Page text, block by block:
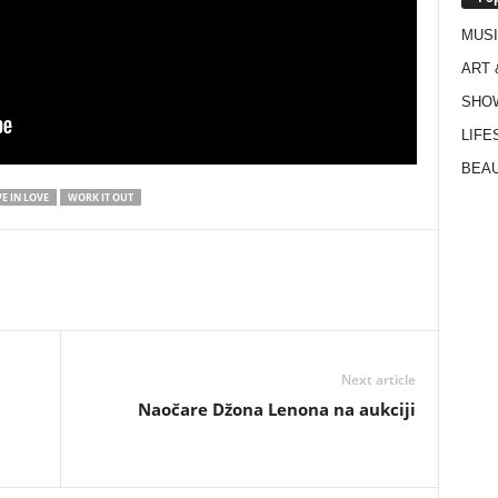
IN LOVE WORK IT OUT
Next article
Naočare Džona Lenona na aukciji
ART